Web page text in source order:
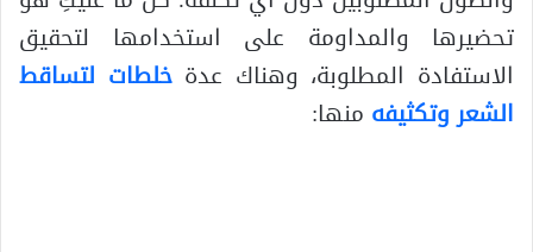
تحضيرها والمداومة على استخدامها لتحقيق
الاستفادة المطلوبة، وهناك عدةخلطات لتساقط
الشعر وتكثيفه منها: